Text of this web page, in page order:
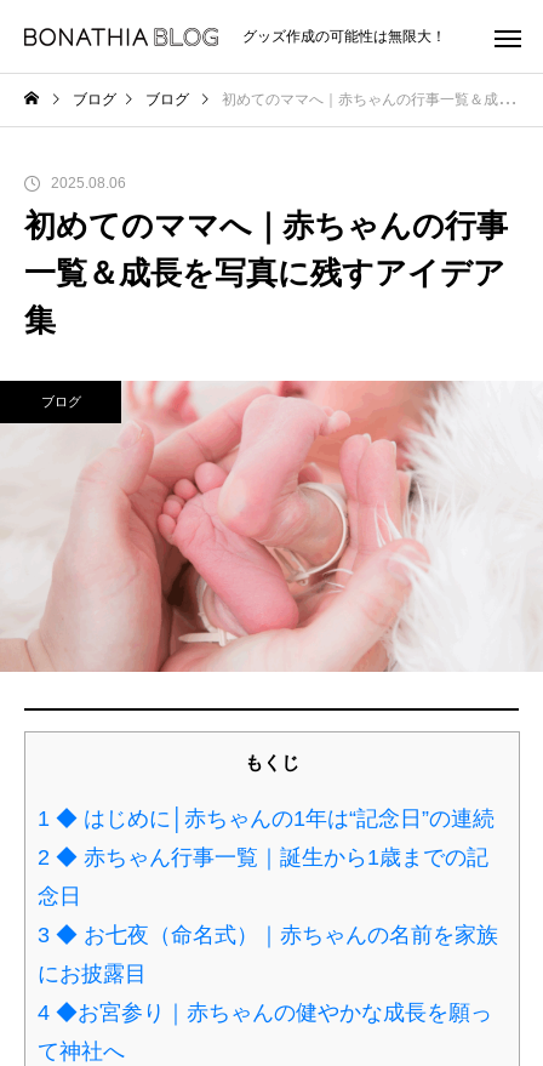
グッズ作成の可能性は無限大！
ブログ ブログ 初めてのママへ｜赤ちゃんの行事一覧＆成長を写真に残すアイデア集
2025.08.06
初めてのママへ｜赤ちゃんの行事
一覧＆成長を写真に残すアイデア
集
ブログ
もくじ
1 ◆ はじめに│赤ちゃんの1年は“記念日”の連続
2 ◆ 赤ちゃん行事一覧｜誕生から1歳までの記
念日
3 ◆ お七夜（命名式）｜赤ちゃんの名前を家族
にお披露目
4 ◆お宮参り｜赤ちゃんの健やかな成長を願っ
て神社へ